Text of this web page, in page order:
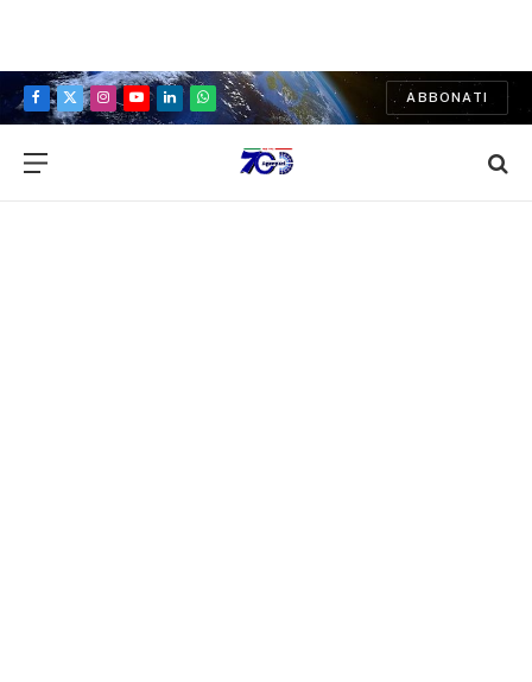
Facebook
X
Instagram
YouTubeLinkedInWhatsApp
ABBONATI